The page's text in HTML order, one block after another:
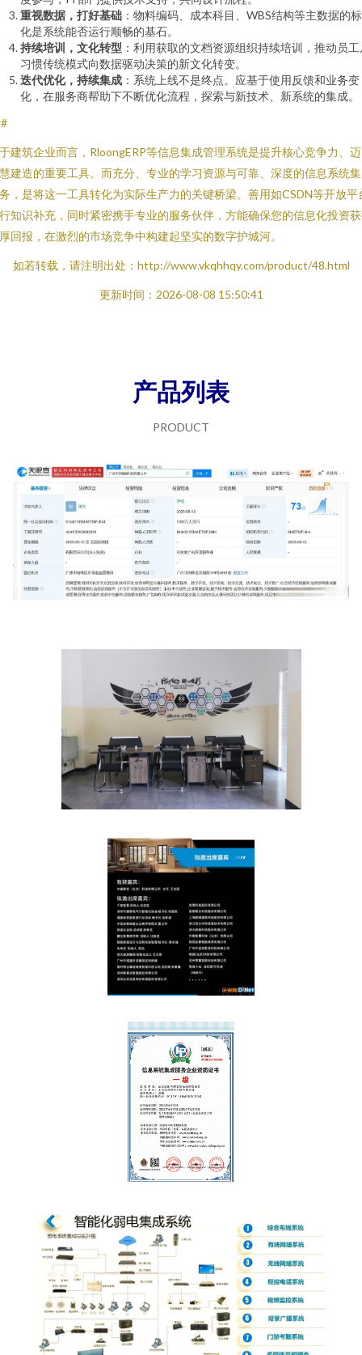
重视数据，打好基础 ：物料编码、成本科目、WBS结构等主数据的
化是系统能否运行顺畅的基石。
持续培训，文化转型 ：利用获取的文档资源组织持续培训，推动员
习惯传统模式向数据驱动决策的新文化转变。
迭代优化，持续集成 ：系统上线不是终点。应基于使用反馈和业务变
化，在服务商帮助下不断优化流程，探索与新技术、新系统的集成。
建筑企业而言，RloongERP等信息集成管理系统是提升核心竞争力、
建造的重要工具。而充分、专业的学习资源与可靠、深度的信息系统
，是将这一工具转化为实际生产力的关键桥梁。善用如CSDN等开放平
知识补充，同时紧密携手专业的服务伙伴，方能确保您的信息化投资
回报，在激烈的市场竞争中构建起坚实的数字护城河。
如若转载，请注明出处：http://www.vkqhhqy.com/product/48.html
更新时间：2026-08-08 15:50:41
产品列表
PRODUCT